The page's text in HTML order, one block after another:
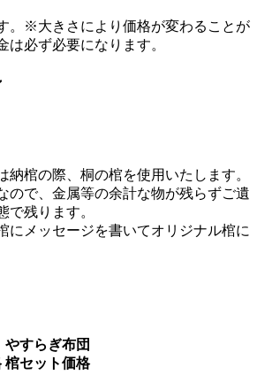
。※大きさにより価格が変わることが
必ず必要になります。
納棺の際、桐の棺を使用いたします。
ので、金属等の余計な物が残らずご遺
で残ります。
にメッセージを書いてオリジナル棺に
やすらぎ布団
棺セット価格